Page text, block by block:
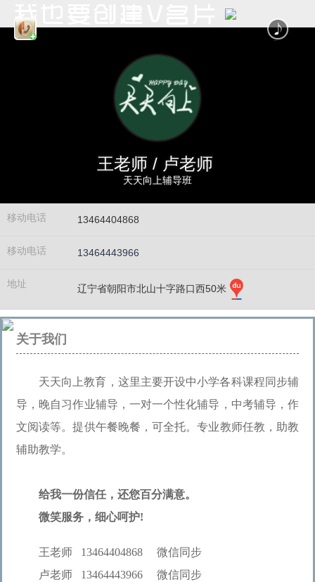
王老师 / 卢老师
天天向上辅导班
移动电话 13464404868
移动电话 13464443966
地址 辽宁省朝阳市北山十字路口西50米
关于我们
天天向上教育，这里主要开设中小学各科课程同步辅
导，晚自习作业辅导，一对一个性化辅导，中考辅导，作
文阅读等。提供午餐晚餐，可全托。专业教师任教，助教
辅助教学。
给我一份信任，还您百分满意。
微笑服务，细心呵护!
王老师 13464404868 微信同步
卢老师 13464443966 微信同步